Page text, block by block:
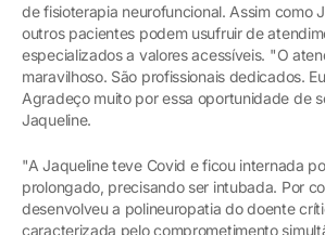
de fisioterapia neurofuncional. Assim como
outros pacientes podem usufruir de
especializados a valores acessíveis. "O
maravilhoso. São profissionais dedicados.
Agradeço muito por essa oportunidade de
Jaqueline.
"A Jaqueline teve Covid e ficou internada
prolongado, precisando ser intubada. Por
desenvolveu a polineuropatia do doente
caracterizada pelo comprometimento